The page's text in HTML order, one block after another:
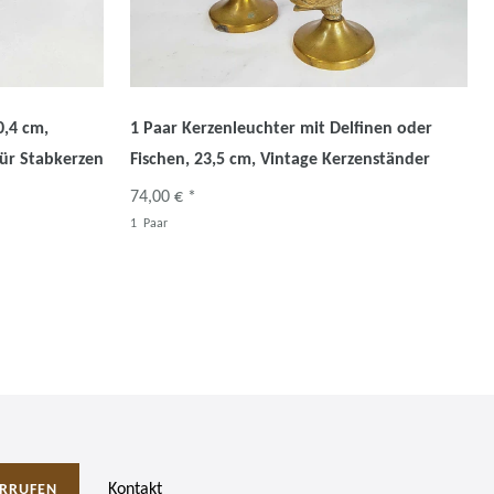
cm,
Stabkerzen
1 Paar Kerzenleuchter mit Delfinen oder
Fischen, 23,5 cm, Vintage Kerzenständer
74,00 € *
1 Paar
Kontakt